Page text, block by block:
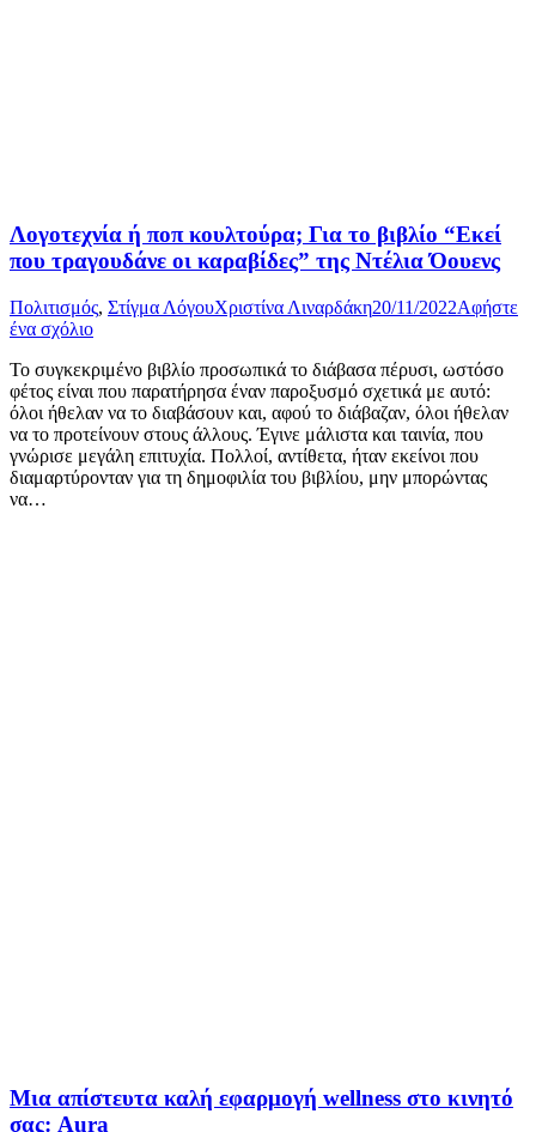
Λογοτεχνία ή ποπ κουλτούρα; Για το βιβλίο “Εκεί
που τραγουδάνε οι καραβίδες” της Ντέλια Όουενς
Πολιτισμός, Στίγμα ΛόγουΧριστίνα Λιναρδάκη20/11/2022Αφήστε
ένα σχόλιο
Το συγκεκριμένο βιβλίο προσωπικά το διάβασα πέρυσι, ωστόσο
φέτος είναι που παρατήρησα έναν παροξυσμό σχετικά με αυτό:
όλοι ήθελαν να το διαβάσουν και, αφού το διάβαζαν, όλοι ήθελαν
να το προτείνουν στους άλλους. Έγινε μάλιστα και ταινία, που
γνώρισε μεγάλη επιτυχία. Πολλοί, αντίθετα, ήταν εκείνοι που
διαμαρτύρονταν για τη δημοφιλία του βιβλίου, μην μπορώντας
να…
Μια απίστευτα καλή εφαρμογή wellness στο κινητό
σας: Aura